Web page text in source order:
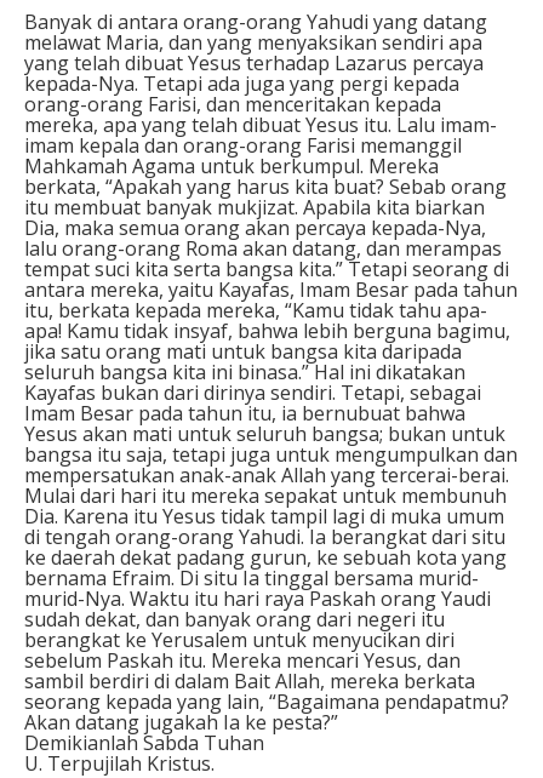
Banyak di antara orang-orang Yahudi yang datang
melawat Maria, dan yang menyaksikan sendiri apa
yang telah dibuat Yesus terhadap Lazarus percaya
kepada-Nya. Tetapi ada juga yang pergi kepada
orang-orang Farisi, dan menceritakan kepada
mereka, apa yang telah dibuat Yesus itu. Lalu imam-
imam kepala dan orang-orang Farisi memanggil
Mahkamah Agama untuk berkumpul. Mereka
berkata, “Apakah yang harus kita buat? Sebab orang
itu membuat banyak mukjizat. Apabila kita biarkan
Dia, maka semua orang akan percaya kepada-Nya,
lalu orang-orang Roma akan datang, dan merampas
tempat suci kita serta bangsa kita.” Tetapi seorang di
antara mereka, yaitu Kayafas, Imam Besar pada tahun
itu, berkata kepada mereka, “Kamu tidak tahu apa-
apa! Kamu tidak insyaf, bahwa lebih berguna bagimu,
jika satu orang mati untuk bangsa kita daripada
seluruh bangsa kita ini binasa.” Hal ini dikatakan
Kayafas bukan dari dirinya sendiri. Tetapi, sebagai
Imam Besar pada tahun itu, ia bernubuat bahwa
Yesus akan mati untuk seluruh bangsa; bukan untuk
bangsa itu saja, tetapi juga untuk mengumpulkan dan
mempersatukan anak-anak Allah yang tercerai-berai.
Mulai dari hari itu mereka sepakat untuk membunuh
Dia. Karena itu Yesus tidak tampil lagi di muka umum
di tengah orang-orang Yahudi. Ia berangkat dari situ
ke daerah dekat padang gurun, ke sebuah kota yang
bernama Efraim. Di situ Ia tinggal bersama murid-
murid-Nya. Waktu itu hari raya Paskah orang Yaudi
sudah dekat, dan banyak orang dari negeri itu
berangkat ke Yerusalem untuk menyucikan diri
sebelum Paskah itu. Mereka mencari Yesus, dan
sambil berdiri di dalam Bait Allah, mereka berkata
seorang kepada yang lain, “Bagaimana pendapatmu?
Akan datang jugakah Ia ke pesta?”
Demikianlah Sabda Tuhan
U. Terpujilah Kristus.